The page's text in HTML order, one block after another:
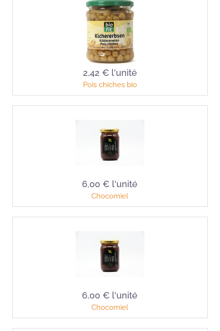
2,42 € l'unité
Pois chiches bio
6,00 € l'unité
Chocomiel
6,00 € l'unité
Chocomiel